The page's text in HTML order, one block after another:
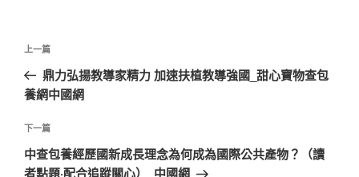
文
導
覽
上
一
篇
章
上一篇
鼎力弘揚教導家精力 加速扶植教導強國_甜心寶物查包
養網中國網
下
一
篇
下一篇
中查包養經歷國新成長理念為何成為國際公共產物？（讀
者點題·配合追蹤關心）_中國網